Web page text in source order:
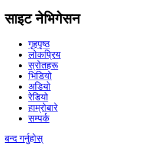
साइट नेभिगेसन
गृहपृष्ठ
लोकप्रिय
स्रोतहरू
भिडियो
अडियो
रेडियो
हाम्रोबारे
सम्पर्क
बन्द गर्नुहोस्